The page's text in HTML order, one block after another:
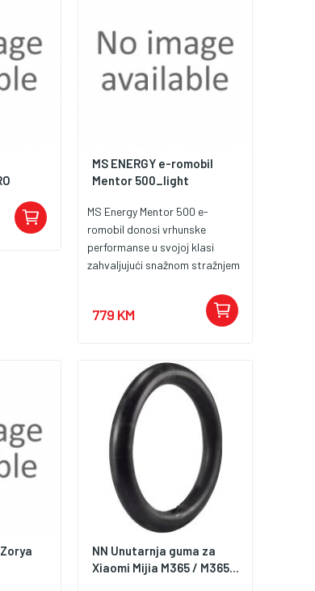
MS ENERGY e-romobil
Mentor 500_light
MS Energy Mentor 500 e-
romobil donosi vrhunske
performanse u svojoj klasi
zahvaljujući snažnom stražnjem
700 W) i bateriji od 36 V s
naprednim Smart BMS
u stvarnom vremenu,
osiguravajući veću sigurnost,
dugovječnost i doseg do 35 km.
Opremljen je 10-inčnim
kotačima, prednjom i stražnjom
suspenzijom te kombinacijom
bubanj, disk i električne kočnice
za sigurnu i udobnu vožnju. Uz
nosivost do 120 kg, idealan je
izbor za pouzdanu svakodnevnu
mobilnost.
779 KM
Zorya
NN Unutarnja guma za
Xiaomi Mijia M365 / M365...